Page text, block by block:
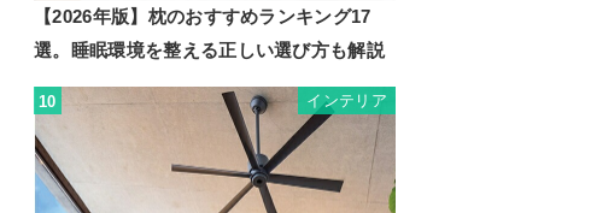
【2026年版】枕のおすすめランキング17
選。睡眠環境を整える正しい選び方も解説
10 インテリア